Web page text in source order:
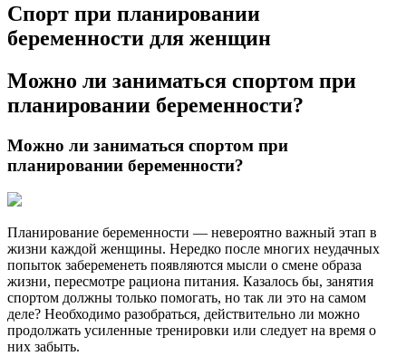
Спорт при планировании
беременности для женщин
Можно ли заниматься спортом при
планировании беременности?
Можно ли заниматься спортом при
планировании беременности?
Планирование беременности — невероятно важный этап в
жизни каждой женщины. Нередко после многих неудачных
попыток забеременеть появляются мысли о смене образа
жизни, пересмотре рациона питания. Казалось бы, занятия
спортом должны только помогать, но так ли это на самом
деле? Необходимо разобраться, действительно ли можно
продолжать усиленные тренировки или следует на время о
них забыть.